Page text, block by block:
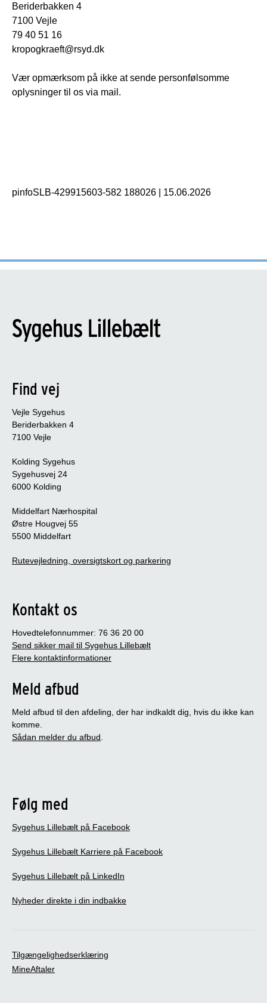
Beriderbakken 4
7100 Vejle
79 40 51 16
kropogkraeft@rsyd.dk
Vær opmærksom på ikke at sende personfølsomme
oplysninger til os via mail.
pinfoSLB-429915603-582 188026 15.06.2026
Find vej
Vejle Sygehus
Beriderbakken 4
7100 Vejle
Kolding Sygehus
Sygehusvej 24
6000 Kolding
Middelfart Nærhospital
Østre Hougvej 55
5500 Middelfart
Rutevejledning, oversigtskort og parkering
Kontakt os
Hovedtelefonnummer: 76 36 20 00
Send sikker mail til Sygehus Lillebælt
Flere kontaktinformationer
Meld afbud
Meld afbud til den afdeling, der har indkaldt dig, hvis du ikke kan
komme.
Sådan melder du afbud.
Følg med
Sygehus Lillebælt på Facebook
Sygehus Lillebælt Karriere på Facebook
Sygehus Lillebælt på LinkedIn
Nyheder direkte i din indbakke
Tilgængelighedserklæring
MineAftaler